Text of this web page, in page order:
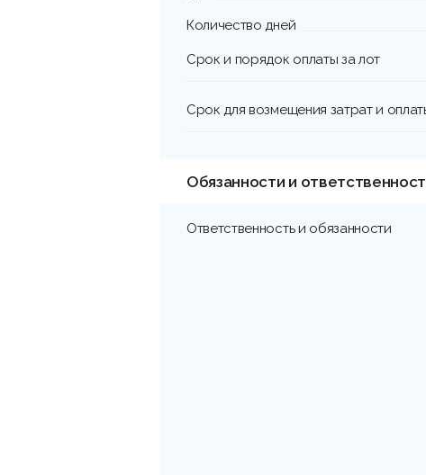
Количество дней
Срок и порядок оплаты за лот
Срок для возмещения затрат и
Обязанности и
Ответственность и обязанности